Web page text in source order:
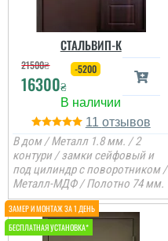
СТАЛЬВИП-К
21500₴
16300₴
-5200
11
В дом / Металл 1.8 мм. / 2
контури / замки сейфовый и
под цилиндр с поворотником /
Металл-МДФ / Полотно 74 мм.